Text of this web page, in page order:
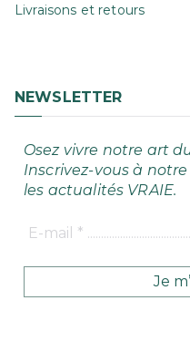
Livraisons et retours
NEWSLETTER
Osez vivre notre art
Inscrivez-vous à
les actualités VRAIE.